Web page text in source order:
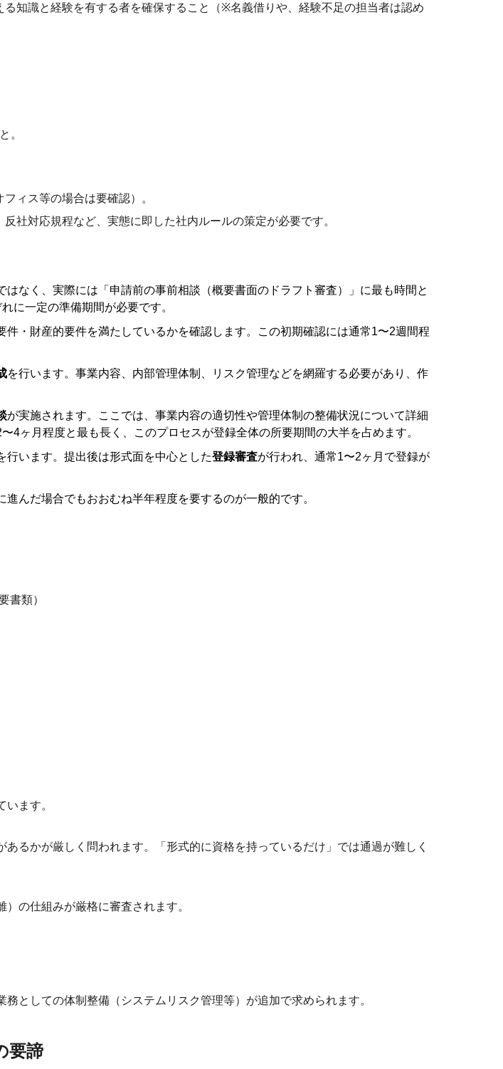
知識と経験を有する者を確保すること（※名義借りや、経験不足の担当者は認め
。
ィス等の場合は要確認）。
社対応規程など、実態に即した社内ルールの策定が必要です。
なく、実際には「申請前の事前相談（概要書面のドラフト審査）」に最も時間と
に一定の準備期間が必要です。
件・財産的要件を満たしているかを確認します。この初期確認には通常1〜2週間程
を行います。事業内容、内部管理体制、リスク管理などを網羅する必要があり、作
が実施されます。ここでは、事業内容の適切性や管理体制の整備状況について詳細
ヶ月程度と最も長く、このプロセスが登録全体の所要期間の大半を占めます。
行います。提出後は形式面を中心とした登録審査が行われ、通常1〜2ヶ月で登録が
んだ場合でもおおむね半年程度を要するのが一般的です。
書類）
ます。
るかが厳しく問われます。「形式的に資格を持っているだけ」では通過が難しく
の仕組みが厳格に審査されます。
としての体制整備（システムリスク管理等）が追加で求められます。
要諦